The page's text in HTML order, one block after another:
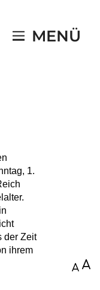
MENÜ
1.
der Zeit
ihrem